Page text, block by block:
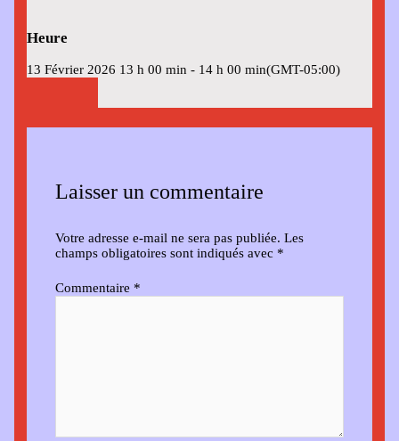
Heure
13 Février 2026 13 h 00 min - 14 h 00 min(GMT-05:00)
Laisser un commentaire
Votre adresse e-mail ne sera pas publiée. Les
champs obligatoires sont indiqués avec *
Commentaire *